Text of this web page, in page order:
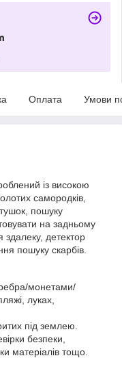
Оплата Умови
із високою
самородків,
пошуку
на задньому
здалеку, детектор
пошуку скарбів.
монетами/
луках,
під землею.
безпеки,
матеріалів тощо.